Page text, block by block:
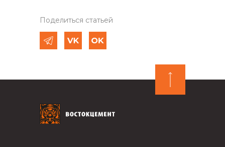
Поделиться статьей